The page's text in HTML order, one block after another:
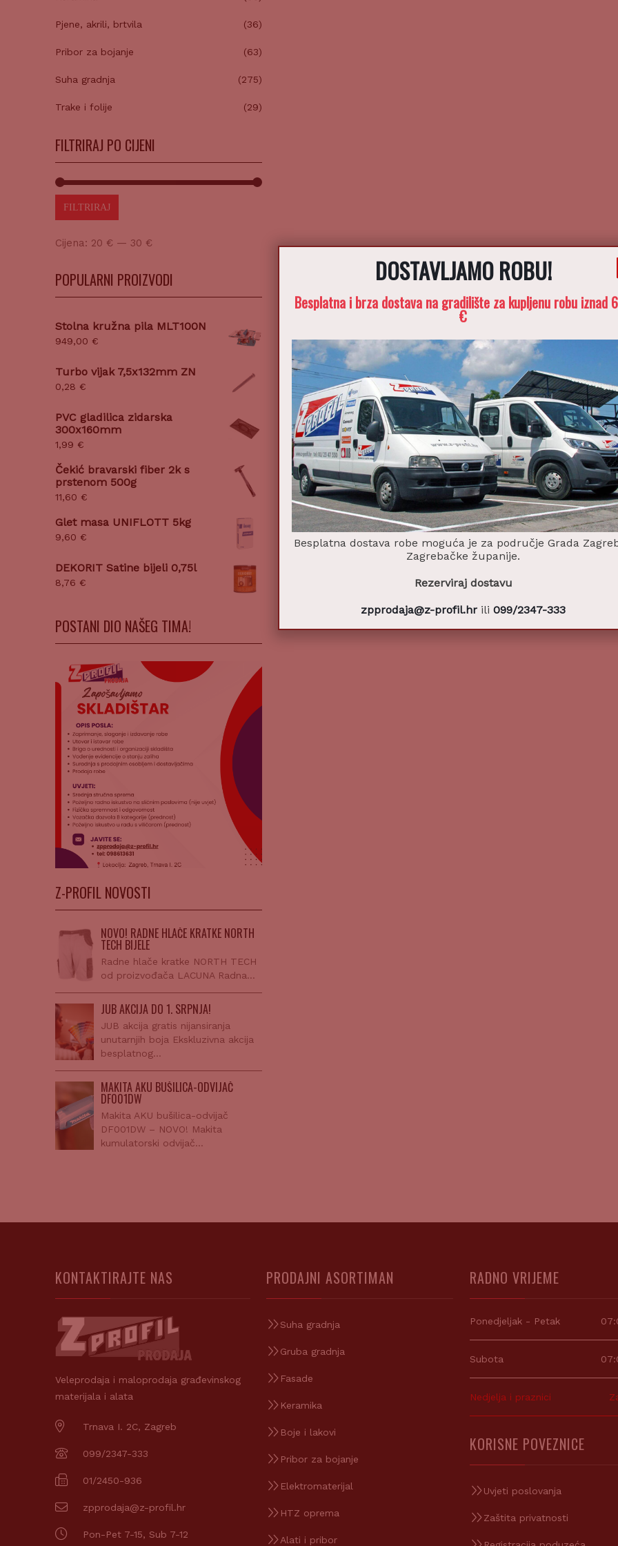
Pjene, akrili, brtvila (36)
Pribor za bojanje (63)
Suha gradnja (275)
Trake i folije (29)
FILTRIRAJ PO CIJENI
FILTRIRAJ
Cijena: 20 € — 30 €
POPULARNI PROIZVODI
Stolna kružna pila MLT100N
949,00 €
Turbo vijak 7,5x132mm ZN
0,28 €
PVC gladilica zidarska
300x160mm
1,99 €
Čekić bravarski fiber 2k s
prstenom 500g
11,60 €
Glet masa UNIFLOTT 5kg
9,60 €
DEKORIT Satine bijeli 0,75l
8,76 €
POSTANI DIO NAŠEG TIMA!
Z-PROFIL NOVOSTI
NOVO! RADNE HLAČE KRATKE NORTH
TECH BIJELE
Radne hlače kratke NORTH TECH
od proizvođača LACUNA Radna…
JUB AKCIJA DO 1. SRPNJA!
JUB akcija gratis nijansiranja
unutarnjih boja Ekskluzivna akcija
besplatnog…
MAKITA AKU BUŠILICA-ODVIJAČ
DF001DW
Makita AKU bušilica-odvijač
DF001DW – NOVO! Makita
kumulatorski odvijač…
KONTAKTIRAJTE NAS
Veleprodaja i maloprodaja građevinskog
materijala i alata
Trnava I. 2C, Zagreb
099/2347-333
01/2450-936
zpprodaja@z-profil.hr
Pon-Pet 7-15, Sub 7-12
PRODAJNI ASORTIMAN
Suha gradnja
Gruba gradnja
Fasade
Keramika
Boje i lakovi
Pribor za bojanje
Elektromaterijal
HTZ oprema
Alati i pribor
RADNO VRIJEME
Ponedjeljak - Petak
Subota
Nedjelja i praznici
KORISNE POVEZNICE
Uvjeti poslovanja
Zaštita privatnosti
DOSTAVLJAMO ROBU!
Besplatna i brza dostava na gradilište za kupljenu robu iznad
€
Besplatna dostava robe moguća je za područje Grada
Zagrebačke županije.
Rezerviraj dostavu
zpprodaja@z-profil.hr ili099/2347-333